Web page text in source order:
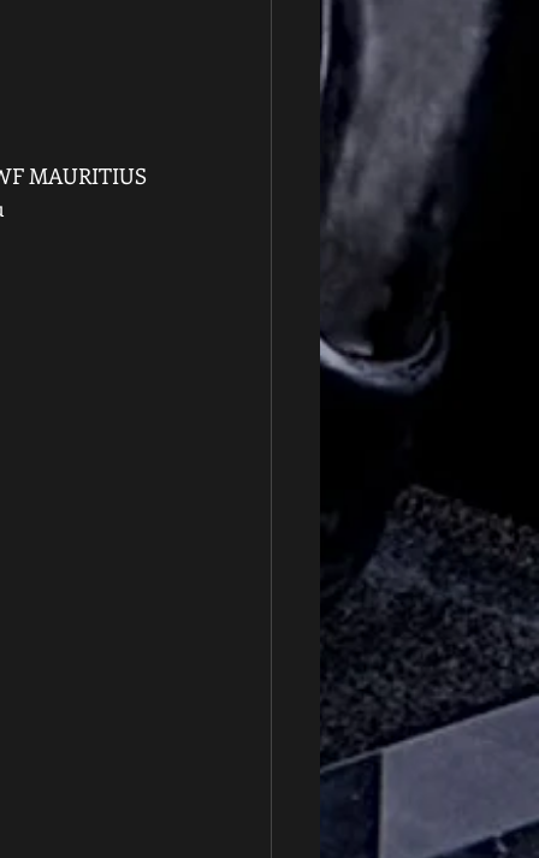
MAURITIUS